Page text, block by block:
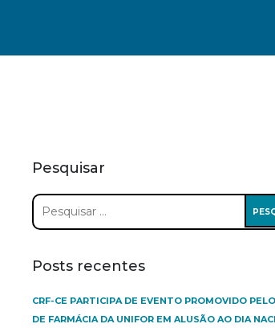
Pesquisar
Pesquisar
por:
Posts recentes
CRF-CE PARTICIPA DE EVENTO PROMOVIDO
DE FARMÁCIA DA UNIFOR EM ALUSÃO AO DIA